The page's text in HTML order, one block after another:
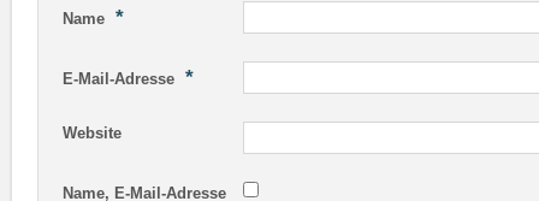
Name *
E-Mail-Adresse *
Website
Name, E-Mail-Adresse